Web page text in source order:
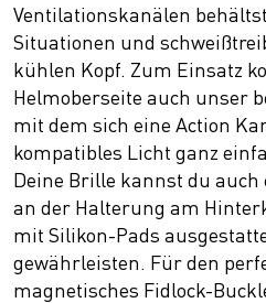
Ventilationskanälen
Situationen und
kühlen Kopf. Zum Einsatz
Helmoberseite auch unser
mit dem sich eine Action
kompatibles Licht ganz
Deine Brille kannst du
an der Halterung am
mit Silikon-Pads
gewährleisten. Für den
magnetisches Fidlock-